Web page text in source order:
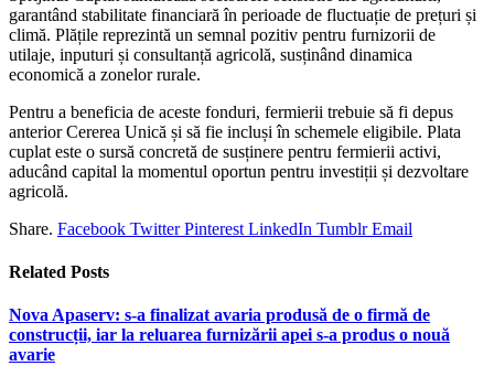
garantând stabilitate financiară în perioade de fluctuație de prețuri și
climă. Plățile reprezintă un semnal pozitiv pentru furnizorii de
utilaje, inputuri și consultanță agricolă, susținând dinamica
economică a zonelor rurale.
Pentru a beneficia de aceste fonduri, fermierii trebuie să fi depus
anterior Cererea Unică și să fie incluși în schemele eligibile. Plata
cuplat este o sursă concretă de susținere pentru fermierii activi,
aducând capital la momentul oportun pentru investiții și dezvoltare
agricolă.
Share. Facebook Twitter Pinterest LinkedIn Tumblr Email
Related Posts
Nova Apaserv: s-a finalizat avaria produsă de o firmă de
construcții, iar la reluarea furnizării apei s-a produs o nouă
avarie